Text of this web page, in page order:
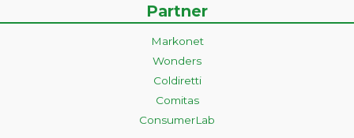
Partner
Markonet
Wonders
Coldiretti
Comitas
ConsumerLab